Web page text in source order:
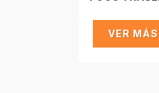
VER MÁS